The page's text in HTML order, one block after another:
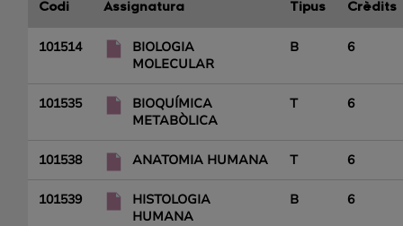
Codi Assignatura Tipus Crèdits
101514
BIOLOGIA
MOLECULAR
B 6
101535
BIOQUÍMICA
METABÒLICA
T 6
101538 ANATOMIA HUMANA T 6
101539
HISTOLOGIA
HUMANA
B 6